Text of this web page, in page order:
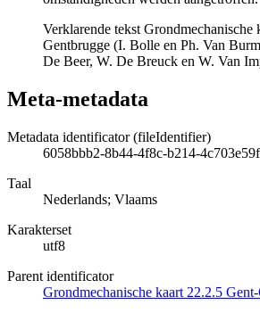
Verklarende tekst Grondmechanische
Gentbrugge (I. Bolle en Ph. Van
De Beer, W. De Breuck en W. Van
Meta-metadata
Metadata identificator (fileIdentifier)
6058bbb2-8b44-4f8c-b214-
Taal
Nederlands; Vlaams
Karakterset
utf8
Parent identificator
Grondmechanische kaart 22.2.5